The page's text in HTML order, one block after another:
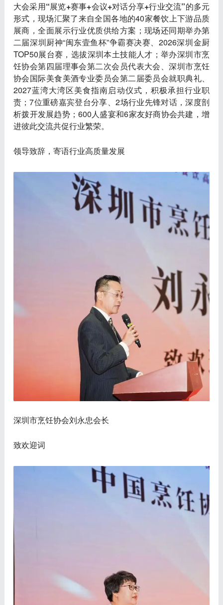
大会采用“展览+赛事+会议+对话分享+行业交流”的多元
形式，现场汇聚了来自全国各地的40家餐饮上下游品质
展商，全面展示行业优质供给方案；现场还同期举办第
二届深圳厨神“闽东壹鱼杯”争霸赛决赛、2026深圳金厨
TOP50展台赛，选拔深圳本土技能人才；举办深圳市烹
饪协会第四届理事会第二次会员代表大会、深圳市烹饪
协会国际美食美酒专业委员会第二届委员会就职典礼、
2027蓝湾大湾区美食指南启动仪式，积极承担行业职
责；7位重磅嘉宾登台分享、2场行业先锋对话，深度剖
析拨开发展趋势；600人盛宴和6家友好商协会共建，增
进彼此交流共促行业繁荣。
领导致辞，寄语行业高质量发展
深圳市烹饪协会刘永忠会长
致欢迎词